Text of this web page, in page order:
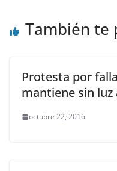
También te
Protesta por
mantiene sin luz
octubre 22, 2016